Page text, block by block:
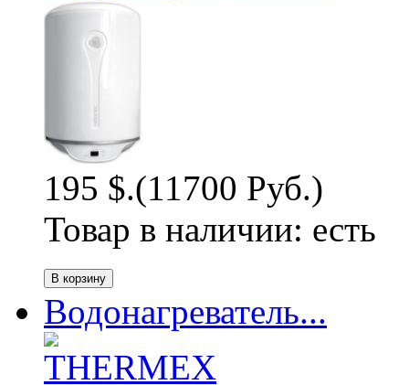
195 $.(11700 Руб.)
Товар в наличии: есть
Водонагреватель...